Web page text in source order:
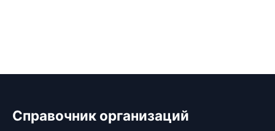
Справочник организаций